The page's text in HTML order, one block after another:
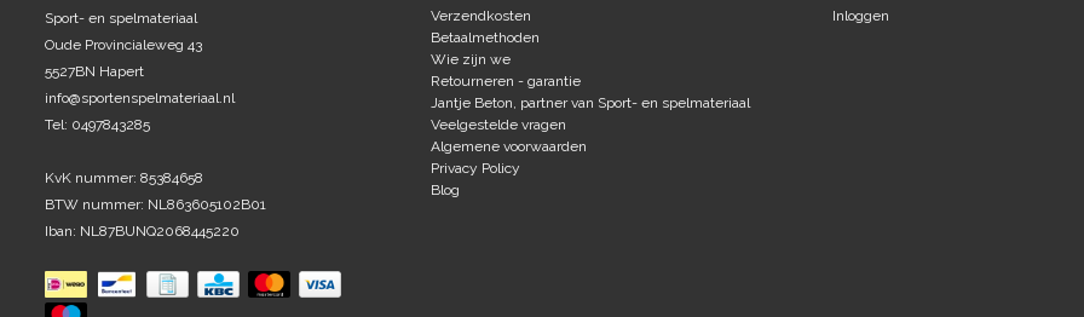
Sport- en spelmateriaal
Oude Provincialeweg 43
5527BN Hapert
info@sportenspelmateriaal.nl
Tel: 0497843285
KvK nummer: 85384658
BTW nummer: NL863605102B01
Iban: NL87BUNQ2068445220
Verzendkosten
Betaalmethoden
Wie zijn we
Retourneren - garantie
Jantje Beton, partner van Sport- en spelmateriaal
Veelgestelde vragen
Algemene voorwaarden
Privacy Policy
Blog
Inloggen